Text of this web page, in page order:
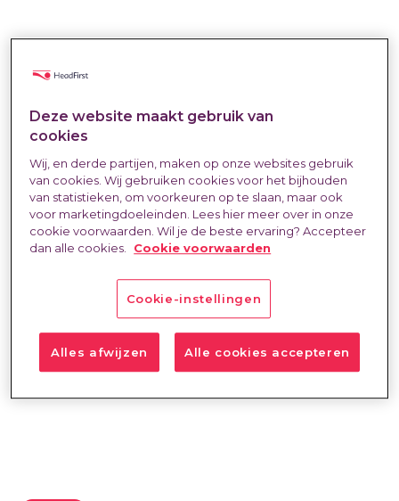
Met onze MSP-oplossing
kies je voor overzicht,
grip en resultaat.
inhuurprocessen of simpelweg meer inzicht en
controle wilt, wij zorgen voor een
Deze website maakt gebruik van
cookies
Wij, en derde partijen, maken op onze websites gebruik
van cookies. Wij gebruiken cookies voor het bijhouden
van statistieken, om voorkeuren op te slaan, maar ook
voor marketingdoeleinden. Lees hier meer over in onze
cookie voorwaarden. Wil je de beste ervaring? Accepteer
dan alle cookies.
Cookie voorwaarden
Cookie-instellingen
Alles afwijzen Alle cookies accepteren